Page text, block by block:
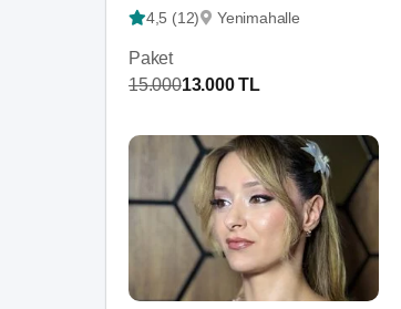
4,5 (12) Yenimahalle
Paket
15.00013.000 TL